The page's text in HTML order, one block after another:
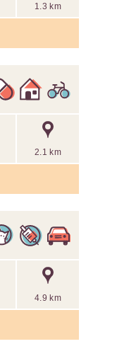
1.3 km
2.1 km
4.9 km